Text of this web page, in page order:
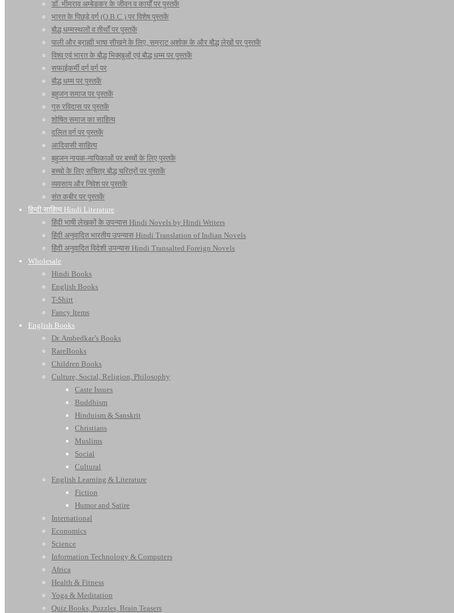
डॉ. भीमराव अम्बेडकर के जीवन व कार्यों पर पुस्तकें
भारत के पिछड़े वर्ग (O.B.C.) पर विशेष पुस्तकें
बौद्ध धम्मस्थलों व तीर्थों पर पुस्तकें
पाली और ब्राह्मी भाषा सीखने के लिए, सम्राट अशोक के और बौद्ध लेखों पर पुस्तकें
विश्व एवं भारत के बौद्ध भिक्खुओं एवं बौद्ध धम्म पर पुस्तकें
सफाईकर्मी वर्ग वर्ग पर
बौद्ध धम्म पर पुस्तकें
बहुजन समाज पर पुस्तकें
गुरु रविदास पर पुस्तकें
शोषित समाज का साहित्य
दलित वर्ग पर पुस्तकें
आदिवासी साहित्य
बहुजन नायक-नायिकाओं पर बच्चों के लिए पुस्तकें
बच्चो के लिए सचित्र बौद्ध चरित्रों पर पुस्तकें
व्यवसाय और निवेश पर पुस्तकें
संत कबीर पर पुस्तकें
हिन्दी साहित्य Hindi Literature
हिंदी भाषी लेखकों के उपन्यास Hindi Novels by Hindi Writers
हिंदी अनुवादित भारतीय उपन्यास Hindi Translation of Indian Novels
हिंदी अनुवादित विदेशी उपन्यास Hindi Transalted Foreign Novels
Wholesale
Hindi Books
English Books
T-Shirt
Fancy Items
English Books
Dr. Ambedkar’s Books
RareBooks
Children Books
Culture, Social, Religion, Philosophy
Caste Issues
Buddhism
Hinduism & Sanskrit
Christians
Muslims
Social
Cultural
English Learning & Literature
Fiction
Humor and Satire
International
Economics
Science
Information Technology & Computers
Africa
Health & Fitness
Yoga & Meditation
Quiz Books, Puzzles, Brain Teasers